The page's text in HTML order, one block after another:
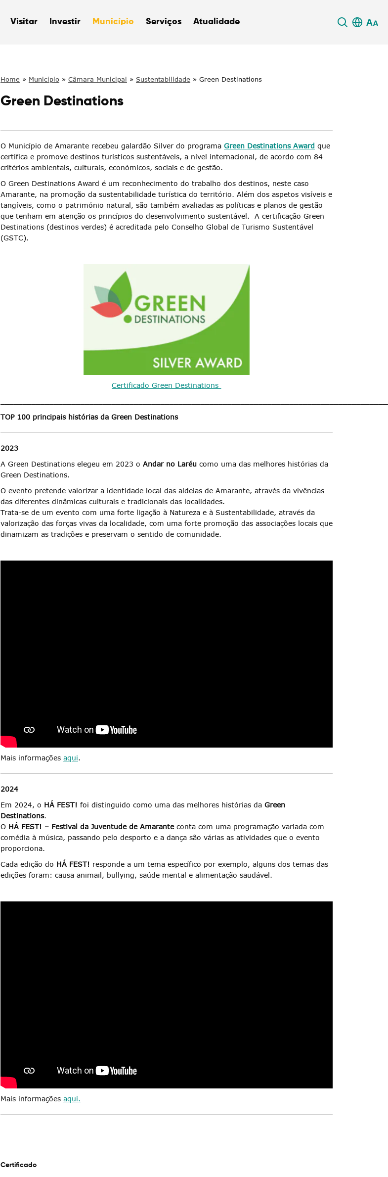
Visitar Investir Município Serviços Atualidade
Home » Município» Câmara Municipal » Sustentabilidade » Green Destinations
Green Destinations
O Município de Amarante recebeu galardão Silver do programa Green Destinations Award que
certifica e promove destinos turísticos sustentáveis, a nível internacional, de acordo com 84
critérios ambientais, culturais, económicos, sociais e de gestão.
O Green Destinations Award é um reconhecimento do trabalho dos destinos, neste caso
Amarante, na promoção da sustentabilidade turística do território. Além dos aspetos visíveis e
tangíveis, como o património natural, são também avaliadas as políticas e planos de gestão
que tenham em atenção os princípios do desenvolvimento sustentável. A certificação Green
Destinations (destinos verdes) é acreditada pelo Conselho Global de Turismo Sustentável
(GSTC).
Certificado Green Destinations
TOP 100 principais histórias da Green Destinations
2023
A Green Destinations elegeu em 2023 o Andar no Laréu como uma das melhores histórias da
Green Destinations.
O evento pretende valorizar a identidade local das aldeias de Amarante, através da vivências
das diferentes dinâmicas culturais e tradicionais das localidades.
Trata-se de um evento com uma forte ligação à Natureza e à Sustentabilidade, através da
valorização das forças vivas da localidade, com uma forte promoção das associações locais que
dinamizam as tradições e preservam o sentido de comunidade.
Mais informações aqui.
2024
Em 2024, o HÁ FEST! foi distinguido como uma das melhores histórias da Green
Destinations.
O HÁ FEST! – Festival da Juventude de Amaranteconta com uma programação variada com
comédia à música, passando pelo desporto e a dança são várias as atividades que o evento
proporciona.
Cada edição do HÁ FEST! responde a um tema específico por exemplo, alguns dos temas das
edições foram: causa animail, bullying, saúde mental e alimentação saudável.
Mais informações aqui.
Certificado